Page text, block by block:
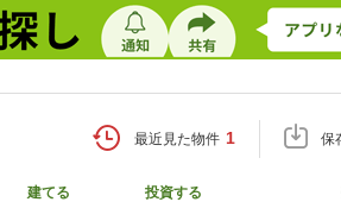
最近見た物件 1 保
建てる 投資する